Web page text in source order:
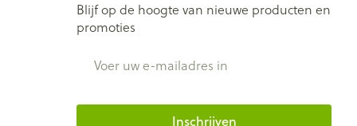
Blijf op de hoogte van nieuwe producten en
promoties
Inschrijven